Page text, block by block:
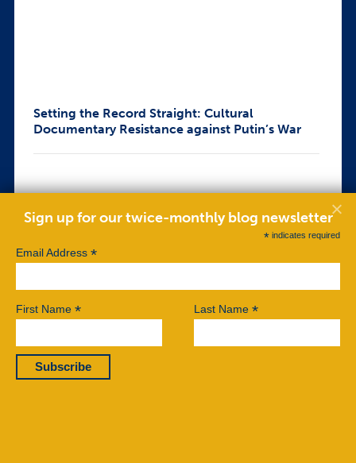
Setting the Record Straight: Cultural
Documentary Resistance against Putin’s War
Defending the Truth: An Activist’s Guide to
Sign up for our twice-monthly blog newsletter
* indicates required
Email Address *
First Name * Last Name*